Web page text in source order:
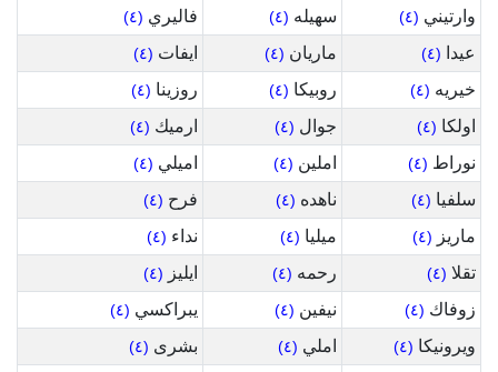
وارتيني (٤) سهيله (٤) فاليري (٤)
عيدا (٤) ماريان (٤) ايفات (٤)
خيريه (٤) روبيكا (٤) روزينا (٤)
اولكا (٤) جوال (٤) ارميك (٤)
نوراط (٤) املين (٤) اميلي (٤)
سلفيا (٤) ناهده (٤) فرح (٤)
ماريز (٤) ميليا (٤) نداء (٤)
تقلا (٤) رحمه (٤) ايليز (٤)
زوفاك (٤) نيفين (٤) يبراكسي (٤)
ويرونيكا (٤) املي (٤) بشرى (٤)